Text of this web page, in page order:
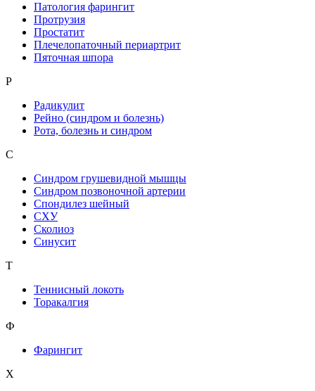
Патология фарингит
Протрузия
Простатит
Плечелопаточный периартрит
Пяточная шпора
Р
Радикулит
Рейно (синдром и болезнь)
Рота, болезнь и синдром
С
Синдром грушевидной мышцы
Синдром позвоночной артерии
Спондилез шейный
СХУ
Сколиоз
Синусит
Т
Теннисный локоть
Торакалгия
Ф
Фарингит
X